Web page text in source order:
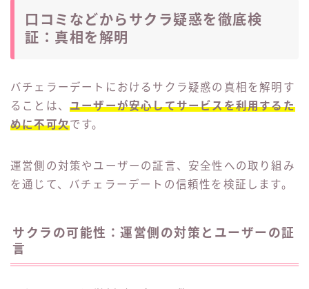
口コミなどからサクラ疑惑を徹底検
証：真相を解明
バチェラーデートにおけるサクラ疑惑の真相を解明す
ることは、 ユーザーが安心してサービスを利用するた
めに不可欠です。
運営側の対策やユーザーの証言、安全性への取り組み
を通じて、バチェラーデートの信頼性を検証します。
サクラの可能性：運営側の対策とユーザーの証
言